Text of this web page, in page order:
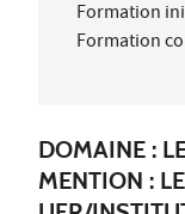
Formation
Formation
DOMAINE :
MENTION :